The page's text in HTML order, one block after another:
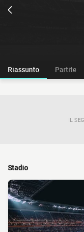
Riassunto Partite
IL
Stadio